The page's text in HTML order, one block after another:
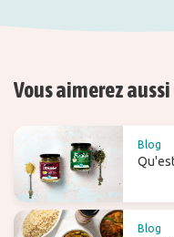
Vous aimerez aussi
Blog
Blog